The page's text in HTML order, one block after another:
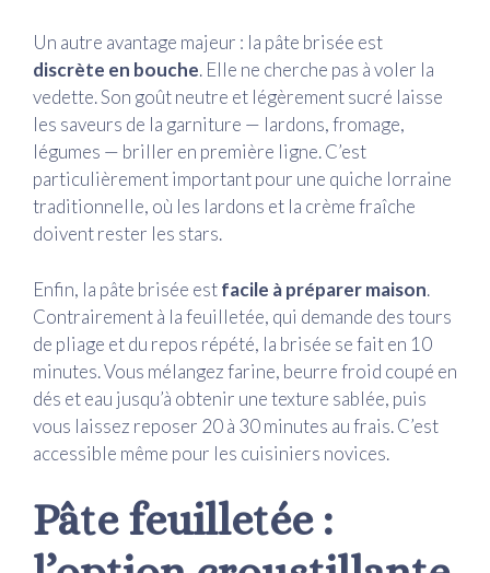
Un autre avantage majeur : la pâte brisée est
discrète en bouche. Elle ne cherche pas à voler la
vedette. Son goût neutre et légèrement sucré laisse
les saveurs de la garniture — lardons, fromage,
légumes — briller en première ligne. C’est
particulièrement important pour une quiche lorraine
traditionnelle, où les lardons et la crème fraîche
doivent rester les stars.
Enfin, la pâte brisée estfacile à préparer maison.
Contrairement à la feuilletée, qui demande des tours
de pliage et du repos répété, la brisée se fait en 10
minutes. Vous mélangez farine, beurre froid coupé en
dés et eau jusqu’à obtenir une texture sablée, puis
vous laissez reposer 20 à 30 minutes au frais. C’est
accessible même pour les cuisiniers novices.
Pâte feuilletée :